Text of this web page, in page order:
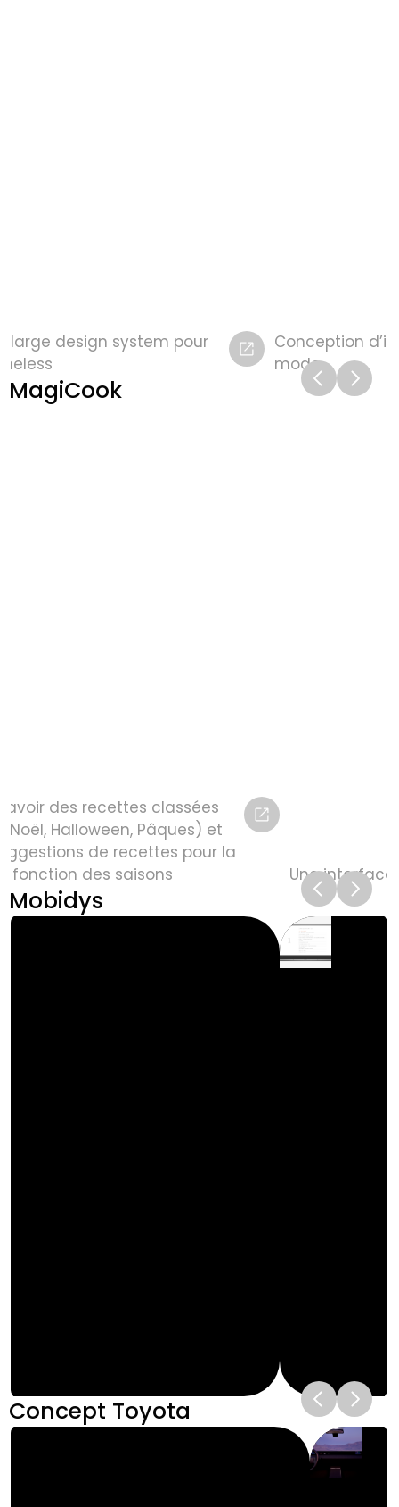
large design system pour
Conception
mode
MagiCook
avoir des recettes classées
Halloween, Pâques) et
de recettes pour la
fonction des saisons
Une
Mobidys
Concept Toyota